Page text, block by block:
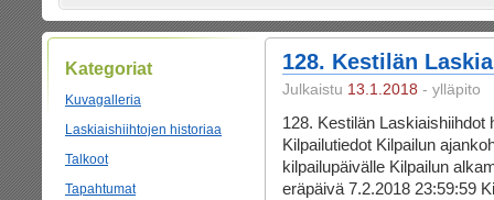
Kategoriat
Kuvagalleria
Laskiaishiihtojen historiaa
Talkoot
Tapahtumat
128. Kestilän
Julkaistu 13.1.2018 - ylläpito
128. Kestilän Laskiaishiihdot
Kilpailutiedot Kilpailun
kilpailupäivälle Kilpailun
eräpäivä 7.2.2018 23:59:59